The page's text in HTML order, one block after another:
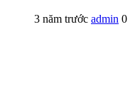
3 năm trước admin 0